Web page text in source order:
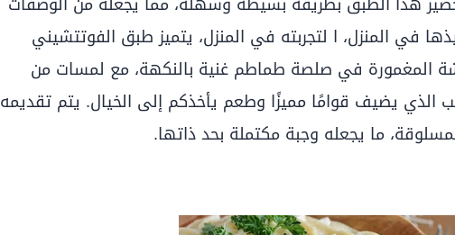
في المنزل، ا لتجربته في المنزل، يتميز طبق الفوتتشيني
المغمورة في صلصة طماطم غنية بالنكهة، مع لمسات من
الذي يضيف قوامًا مميزًا وطعم يأخذكم إلى الخيال. يتم تقديمه
ما يجعله وجبة مكتملة بحد ذاتها.